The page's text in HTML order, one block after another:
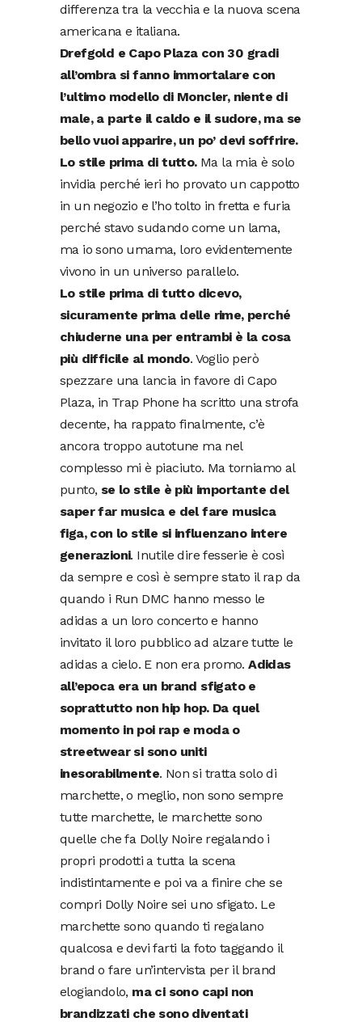
differenza tra la vecchia e la nuova scena
americana e italiana.
Drefgold e Capo Plaza con 30 gradi
all’ombra si fanno immortalare con
l’ultimo modello di Moncler, niente di
male, a parte il caldo e il sudore, ma se
bello vuoi apparire, un po’ devi soffrire.
Lo stile prima di tutto.Ma la mia è solo
invidia perché ieri ho provato un cappotto
in un negozio e l’ho tolto in fretta e furia
perché stavo sudando come un lama,
ma io sono umama, loro evidentemente
vivono in un universo parallelo.
Lo stile prima di tutto dicevo,
sicuramente prima delle rime, perché
chiuderne una per entrambi è la cosa
più difficile al mondo. Voglio però
spezzare una lancia in favore di Capo
Plaza, in Trap Phone ha scritto una strofa
decente, ha rappato finalmente, c’è
ancora troppo autotune ma nel
complesso mi è piaciuto. Ma torniamo al
punto, se lo stile è più importante del
saper far musica e del fare musica
figa, con lo stile si influenzano intere
generazioni. Inutile dire fesserie è così
da sempre e così è sempre stato il rap da
quando i Run DMC hanno messo le
adidas a un loro concerto e hanno
invitato il loro pubblico ad alzare tutte le
adidas a cielo. E non era promo.Adidas
all’epoca era un brand sfigato e
soprattutto non hip hop. Da quel
momento in poi rap e moda o
streetwear si sono uniti
inesorabilmente. Non si tratta solo di
marchette, o meglio, non sono sempre
tutte marchette, le marchette sono
quelle che fa Dolly Noire regalando i
propri prodotti a tutta la scena
indistintamente e poi va a finire che se
compri Dolly Noire sei uno sfigato. Le
marchette sono quando ti regalano
qualcosa e devi farti la foto taggando il
brand o fare un’intervista per il brand
elogiandolo, ma ci sono capi non
brandizzati che sono diventati